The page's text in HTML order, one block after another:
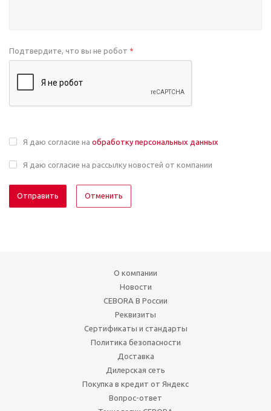
Подтвердите, что вы не робот *
Я даю согласие на обработку персональных данных
Я даю согласие на рассылку новостей от компании
Отменить
О компании
Новости
CEBORA В России
Реквизиты
Сертификаты и стандарты
Политика безопасности
Доставка
Дилерская сеть
Покупка в кредит от Яндекс
Вопрос-ответ